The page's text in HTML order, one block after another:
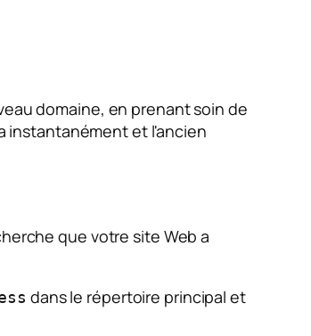
domaine, en prenant soin de
instantanément et l'ancien
que votre site Web a
dans le répertoire principal et